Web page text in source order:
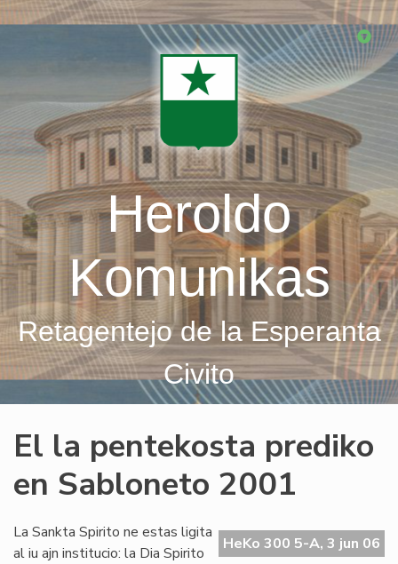
Skip
Heroldo
Komunikas
Retagentejo de la Esperanta
Civito
El la pentekosta prediko
en Sabloneto 2001
HeKo 300 5-A, 3 jun 06
La Sankta Spirito ne estas ligita
al iu ajn institucio: la Dia Spirito